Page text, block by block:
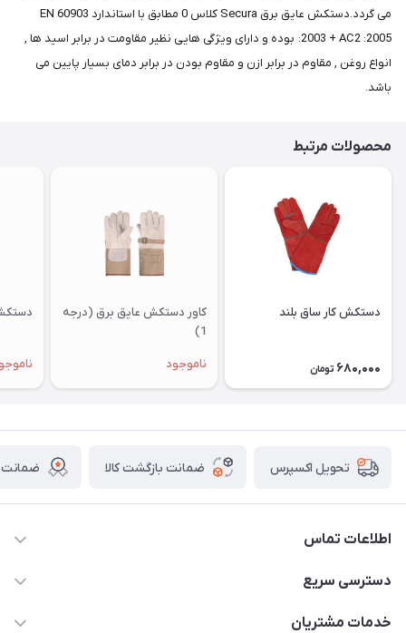
می گردد.دستکش عایق برق Secura کلاس 0 مطابق با استاندارد EN 60903
:2003 + AC2 :2005 بوده و دارای ویژگی هایی نظیر مقاومت در برابر اسید ها ,
انواع روغن , مقاوم در برابر ازن و مقاوم بودن در برابر دمای بسیار پایین می
باشد.
محصولات مرتبط
دستکش کار ساق بلند
680,000 تومان
کاور دستکش عایق برق (درجه
1)
ناموجود
تحویل اکسپرس ضمانت بازگشت کالا ضمانت
اطلاعات تماس
011-33376810 /// 09123594705 /// 09030910517
دسترسی سریع
حساب کاربری
خدمات مشتریان